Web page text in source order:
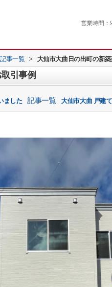
営業時間：
事一覧 > 大仙市大曲日の出町の新
引事例
ました 記事一覧 大仙市大曲 戸建